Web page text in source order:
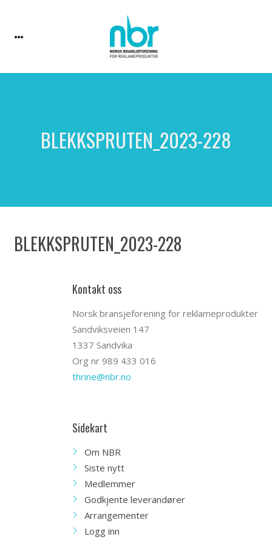
BLEKKSPRUTEN_2023-228
BLEKKSPRUTEN_2023-228
Kontakt oss
Norsk bransjeforening for reklameprodukter
Sandviksveien 147
1337 Sandvika
Org nr 989 433 016
thrine@nbr.no
Sidekart
Om NBR
Siste nytt
Medlemmer
Godkjente leverandører
Arrangementer
Logg inn